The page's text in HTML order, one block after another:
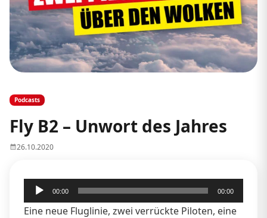
Podcasts
Fly B2 – Unwort des Jahres
26.10.2020
Audio-
Player
00:00 00:00
Eine neue Fluglinie, zwei verrückte Piloten, eine